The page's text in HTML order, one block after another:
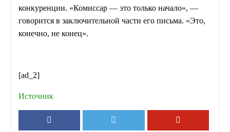
конкуренции. «Комиссар — это только начало», —
говорится в заключительной части его письма. «Это,
конечно, не конец».
[ad_2]
Источник